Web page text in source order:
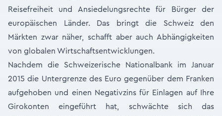
Reisefreiheit und Ansiedelungsrechte für Bürger der
europäischen Länder. Das bringt die Schweiz den
Märkten zwar näher, schafft aber auch Abhängigkeiten
von globalen Wirtschaftsentwicklungen.
Nachdem die Schweizerische Nationalbank im Januar
2015 die Untergrenze des Euro gegenüber dem Franken
aufgehoben und einen Negativzins für Einlagen auf Ihre
Girokonten eingeführt hat, schwächte sich das